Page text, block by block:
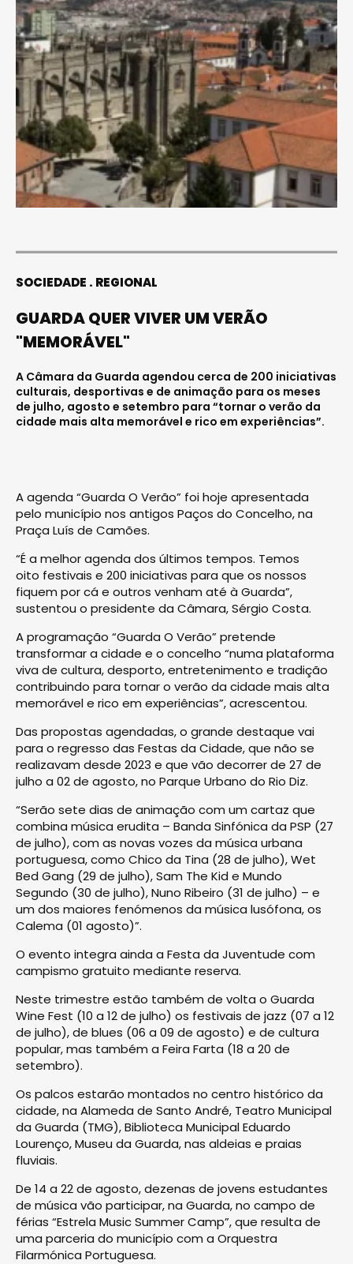
SOCIEDADE REGIONAL
GUARDA QUER VIVER UM VERÃO
"MEMORÁVEL"
A Câmara da Guarda agendou cerca de 200 iniciativas
culturais, desportivas e de animação para os meses
de julho, agosto e setembro para “tornar o verão da
cidade mais alta memorável e rico em experiências”.
A agenda “Guarda O Verão” foi hoje apresentada
pelo município nos antigos Paços do Concelho, na
Praça Luís de Camões.
“É a melhor agenda dos últimos tempos. Temos
oito festivais e 200 iniciativas para que os nossos
fiquem por cá e outros venham até à Guarda”,
sustentou o presidente da Câmara, Sérgio Costa.
A programação “Guarda O Verão” pretende
transformar a cidade e o concelho “numa plataforma
viva de cultura, desporto, entretenimento e tradição
contribuindo para tornar o verão da cidade mais alta
memorável e rico em experiências”, acrescentou.
Das propostas agendadas, o grande destaque vai
para o regresso das Festas da Cidade, que não se
realizavam desde 2023 e que vão decorrer de 27 de
julho a 02 de agosto, no Parque Urbano do Rio Diz.
“Serão sete dias de animação com um cartaz que
combina música erudita – Banda Sinfónica da PSP (27
de julho), com as novas vozes da música urbana
portuguesa, como Chico da Tina (28 de julho), Wet
Bed Gang (29 de julho), Sam The Kid e Mundo
Segundo (30 de julho), Nuno Ribeiro (31 de julho) – e
um dos maiores fenómenos da música lusófona, os
Calema (01 agosto)”.
O evento integra ainda a Festa da Juventude com
campismo gratuito mediante reserva.
Neste trimestre estão também de volta o Guarda
Wine Fest (10 a 12 de julho) os festivais de jazz (07 a 12
de julho), de blues (06 a 09 de agosto) e de cultura
popular, mas também a Feira Farta (18 a 20 de
setembro).
Os palcos estarão montados no centro histórico da
cidade, na Alameda de Santo André, Teatro Municipal
da Guarda (TMG), Biblioteca Municipal Eduardo
Lourenço, Museu da Guarda, nas aldeias e praias
fluviais.
De 14 a 22 de agosto, dezenas de jovens estudantes
de música vão participar, na Guarda, no campo de
férias “Estrela Music Summer Camp”, que resulta de
uma parceria do município com a Orquestra
Filarmónica Portuguesa.